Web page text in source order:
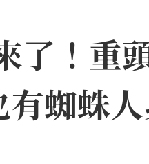
了！重
蜘蛛